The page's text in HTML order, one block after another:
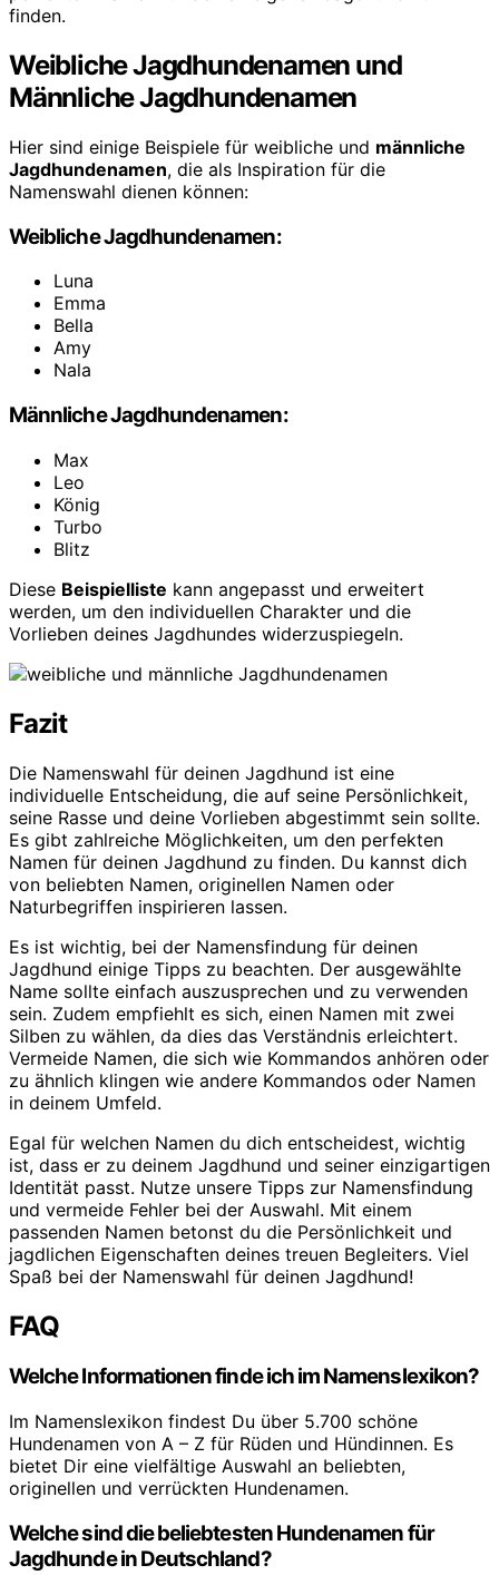
finden.
Weibliche Jagdhundenamen und
Männliche Jagdhundenamen
Hier sind einige Beispiele für weibliche und männliche
Jagdhundenamen, die als Inspiration für die
Namenswahl dienen können:
Weibliche Jagdhundenamen:
Luna
Emma
Bella
Amy
Nala
Männliche Jagdhundenamen:
Max
Leo
König
Turbo
Blitz
Diese Beispielliste kann angepasst und erweitert
werden, um den individuellen Charakter und die
Vorlieben deines Jagdhundes widerzuspiegeln.
Fazit
Die Namenswahl für deinen Jagdhund ist eine
individuelle Entscheidung, die auf seine Persönlichkeit,
seine Rasse und deine Vorlieben abgestimmt sein sollte.
Es gibt zahlreiche Möglichkeiten, um den perfekten
Namen für deinen Jagdhund zu finden. Du kannst dich
von beliebten Namen, originellen Namen oder
Naturbegriffen inspirieren lassen.
Es ist wichtig, bei der Namensfindung für deinen
Jagdhund einige Tipps zu beachten. Der ausgewählte
Name sollte einfach auszusprechen und zu verwenden
sein. Zudem empfiehlt es sich, einen Namen mit zwei
Silben zu wählen, da dies das Verständnis erleichtert.
Vermeide Namen, die sich wie Kommandos anhören oder
zu ähnlich klingen wie andere Kommandos oder Namen
in deinem Umfeld.
Egal für welchen Namen du dich entscheidest, wichtig
ist, dass er zu deinem Jagdhund und seiner einzigartigen
Identität passt. Nutze unsere Tipps zur Namensfindung
und vermeide Fehler bei der Auswahl. Mit einem
passenden Namen betonst du die Persönlichkeit und
jagdlichen Eigenschaften deines treuen Begleiters. Viel
Spaß bei der Namenswahl für deinen Jagdhund!
FAQ
Welche Informationen finde ich im Namenslexikon?
Im Namenslexikon findest Du über 5.700 schöne
Hundenamen von A – Z für Rüden und Hündinnen. Es
bietet Dir eine vielfältige Auswahl an beliebten,
originellen und verrückten Hundenamen.
Welche sind die beliebtesten Hundenamen für
Jagdhunde in Deutschland?